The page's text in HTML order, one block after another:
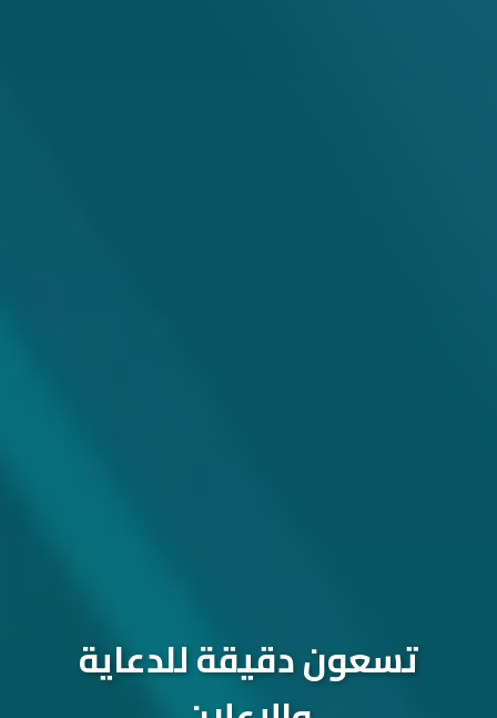
تسعون دقيقة للدعاية